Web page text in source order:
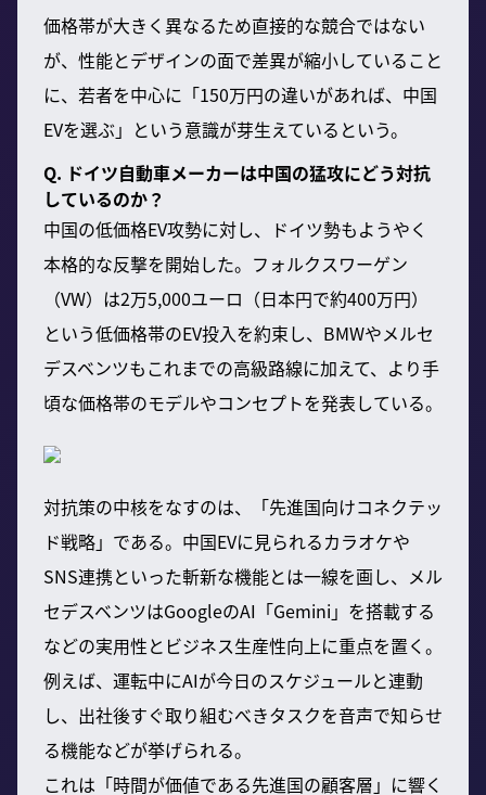
価格帯が大きく異なるため直接的な競合ではない
が、性能とデザインの面で差異が縮小していること
に、若者を中心に「150万円の違いがあれば、中国
EVを選ぶ」という意識が芽生えているという。
Q. ドイツ自動車メーカーは中国の猛攻にどう対抗
しているのか？
中国の低価格EV攻勢に対し、ドイツ勢もようやく
本格的な反撃を開始した。フォルクスワーゲン
（VW）は2万5,000ユーロ（日本円で約400万円）
という低価格帯のEV投入を約束し、BMWやメルセ
デスベンツもこれまでの高級路線に加えて、より手
頃な価格帯のモデルやコンセプトを発表している。
対抗策の中核をなすのは、「先進国向けコネクテッ
ド戦略」である。中国EVに見られるカラオケや
SNS連携といった斬新な機能とは一線を画し、メル
セデスベンツはGoogleのAI「Gemini」を搭載する
などの実用性とビジネス生産性向上に重点を置く。
例えば、運転中にAIが今日のスケジュールと連動
し、出社後すぐ取り組むべきタスクを音声で知らせ
る機能などが挙げられる。
これは「時間が価値である先進国の顧客層」に響く